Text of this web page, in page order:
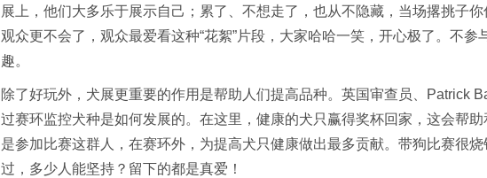
展上，他们大多乐于展示自己；累了、不想走了，也从不隐藏，当场撂挑子你
观众更不会了，观众最爱看这种“花絮”片段，大家哈哈一笑，开心极了。不
趣。
除了好玩外，犬展更重要的作用是帮助人们提高品种。英国审查员、Patrick
过赛环监控犬种是如何发展的。在这里，健康的犬只赢得奖杯回家，这会帮
是参加比赛这群人，在赛环外，为提高犬只健康做出最多贡献。带狗比赛很
过，多少人能坚持？留下的都是真爱！